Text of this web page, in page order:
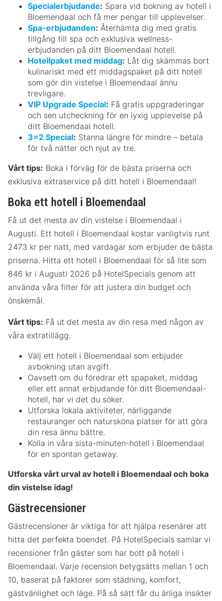
Specialerbjudande: Spara vid bokning av hotell i
Bloemendaal och få mer pengar till upplevelser.
Spa-erbjudanden: Återhämta dig med gratis
tillgång till spa och exklusiva wellness-
erbjudanden på ditt Bloemendaal hotell.
Hotellpaket med middag: Låt dig skämmas bort
kulinariskt med ett middagspaket på ditt hotell
som gör din vistelse i Bloemendaal ännu
trevligare.
VIP Upgrade Special: Få gratis uppgraderingar
och sen utcheckning för en lyxig upplevelse på
ditt Bloemendaal hotell.
3=2 Special: Stanna längre för mindre – betala
för två nätter och njut av tre.
Vårt tips: Boka i förväg för de bästa priserna och
exklusiva extraservice på ditt hotell i Bloemendaal!
Boka ett hotell i Bloemendaal
Få ut det mesta av din vistelse i Bloemendaal i
Augusti. Ett hotell i Bloemendaal kostar vanligtvis runt
2473 kr per natt, med vardagar som erbjuder de bästa
priserna. Hitta ett hotell i Bloemendaal för så lite som
846 kr i Augusti 2026 på HotelSpecials genom att
använda våra filter för att justera din budget och
önskemål.
Vårt tips: Få ut det mesta av din resa med någon av
våra extratillägg.
Välj ett hotell i Bloemendaal som erbjuder
avbokning utan avgift.
Oavsett om du föredrar ett spapaket, middag
eller ett annat erbjudande för ditt Bloemendaal-
hotell, har vi det du söker.
Utforska lokala aktiviteter, närliggande
restauranger och natursköna platser för att göra
din resa ännu bättre.
Kolla in våra sista-minuten-hotell i Bloemendaal
för en spontan getaway.
Utforska vårt urval av hotell i Bloemendaal och boka
din vistelse idag!
Gästrecensioner
Gästrecensioner är viktiga för att hjälpa resenärer att
hitta det perfekta boendet. På HotelSpecials samlar vi
recensioner från gäster som har bott på hotell i
Bloemendaal. Varje recension betygsätts mellan 1 och
10, baserat på faktorer som städning, komfort,
gästvänlighet och läge. På så sätt får du ärliga insikter